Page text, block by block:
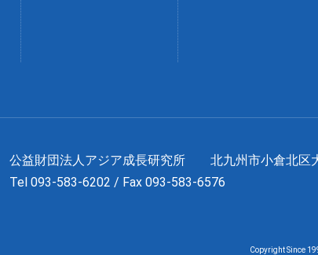
公益財団法人アジア成長研究所 北九州市小倉北区
Tel 093-583-6202 / Fax 093-583-6576
Copyright Since